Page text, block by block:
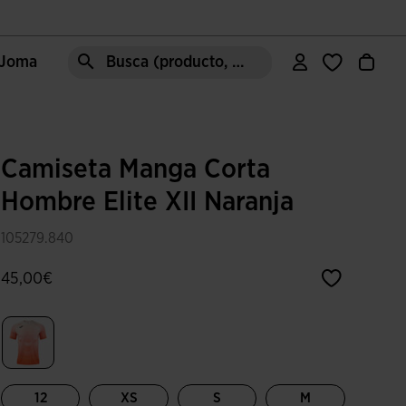
Busca (producto, estilo, área, ect.)
Camiseta Manga Corta
Hombre Elite XII Naranja
105279.840
45,00€
12 XS S M